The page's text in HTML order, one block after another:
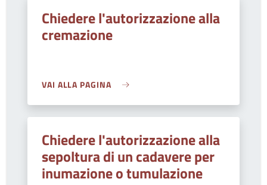
Chiedere l'autorizzazione alla
cremazione
VAI ALLA PAGINA
Chiedere l'autorizzazione alla
sepoltura di un cadavere per
inumazione o tumulazione